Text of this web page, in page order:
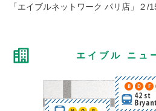
「エイブルネットワーク パリ店」２/
エイブル ニュ